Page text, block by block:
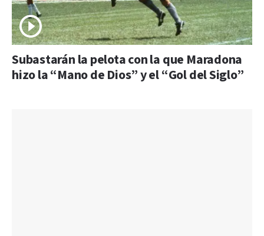
Subastarán la pelota con la que Maradona
hizo la “Mano de Dios” y el “Gol del Siglo”